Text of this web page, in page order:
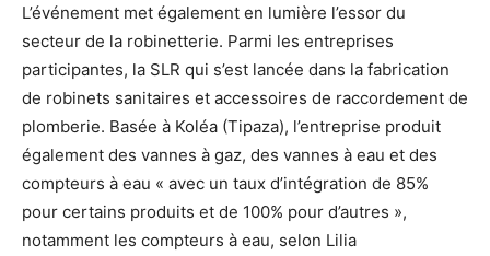
L’événement met également en lumière l’essor du
secteur de la robinetterie. Parmi les entreprises
participantes, la SLR qui s’est lancée dans la fabrication
de robinets sanitaires et accessoires de raccordement de
plomberie. Basée à Koléa (Tipaza), l’entreprise produit
également des vannes à gaz, des vannes à eau et des
compteurs à eau « avec un taux d’intégration de 85%
pour certains produits et de 100% pour d’autres »,
notamment les compteurs à eau, selon Lilia